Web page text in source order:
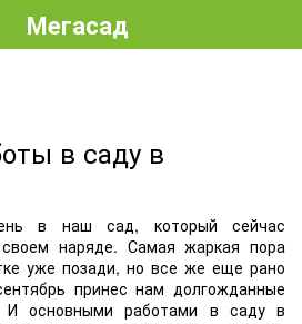
Мегасад
в саду в
в наш сад, который сейчас
наряде. Самая жаркая пора
уже позади, но все же еще рано
принес нам долгожданные
И основными работами в саду в